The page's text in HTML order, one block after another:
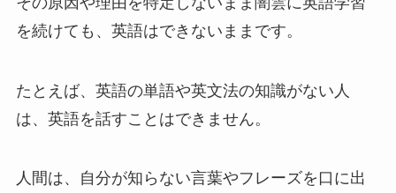
を続けても、英語はできないままです。
たとえば、英語の単語や英文法の知識がない人
は、英語を話すことはできません。
人間は、自分が知らない言葉やフレーズを口に出